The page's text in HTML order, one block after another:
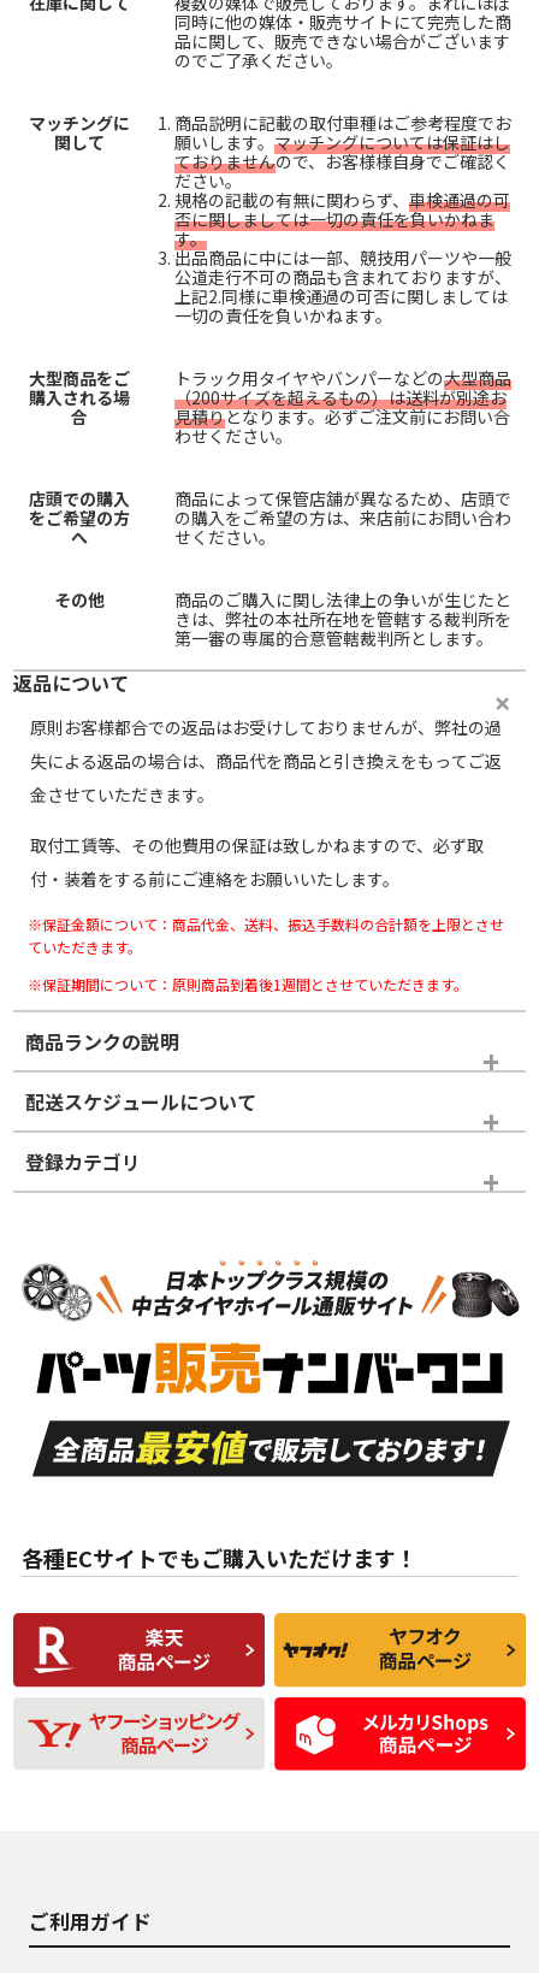
同時に他の媒体・販売サイトにて完売した商
品に関して、販売できない場合がございます
のでご了承ください。
マッチングに
関して
商品説明に記載の取付車種はご参考程度でお
願いします。 マッチングについては保証はし
ておりませんので、お客様様自身でご確認く
ださい。
規格の記載の有無に関わらず、 車検通過の可
否に関しましては一切の責任を負いかねま
す。
出品商品に中には一部、競技用パーツや一般
公道走行不可の商品も含まれておりますが、
上記2.同様に車検通過の可否に関しましては
一切の責任を負いかねます。
大型商品をご
購入される場
合
トラック用タイヤやバンパーなどの大型商品
（200サイズを超えるもの）は送料が別途お
見積りとなります。必ずご注文前にお問い合
わせください。
店頭での購入
をご希望の方
へ
商品によって保管店舗が異なるため、店頭で
の購入をご希望の方は、来店前にお問い合わ
せください。
その他
商品のご購入に関し法律上の争いが生じたと
きは、弊社の本社所在地を管轄する裁判所を
第一審の専属的合意管轄裁判所とします。
返品について
原則お客様都合での返品はお受けしておりませんが、弊社の過
失による返品の場合は、商品代を商品と引き換えをもってご返
金させていただきます。
取付工賃等、その他費用の保証は致しかねますので、必ず取
付・装着をする前にご連絡をお願いいたします。
※保証金額について：商品代金、送料、振込手数料の合計額を上限とさせ
ていただきます。
※保証期間について：原則商品到着後1週間とさせていただきます。
商品ランクの説明
※商品ランクは出品者の主観により判断しておりますので、あら
かじめご了承ください。
ホイールランク
S
品）
S
新車外し品（新古
付き
A
走行距離も少なく、
目立つ傷もほとんど
ない中古品
A
走行距離も少なく、
非常に状態の良い中
古品
な中古品
んどない中古品
C
使用感や傷があり、
比較的きれいな中古
品
C
偏磨耗・劣化は感じ
られるが、使用に問
題のない中古品
D
使用感や目立つ傷が
あり、一般的な中古
品
D
残り溝も少なく、偏
磨耗がみられ、短期
間使用できるくらい
の中古品
配送スケジュールについて
登録カテゴリ
タイヤのみ
各種ECサイトでもご購入いただけます！
ご利用ガイド